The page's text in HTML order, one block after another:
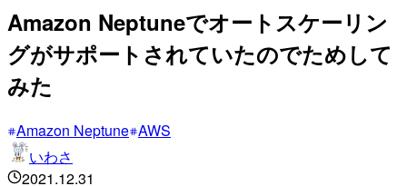
Amazon Neptuneでオートスケーリン
グがサポートされていたのでためして
みた
Amazon Neptune AWS
いわさ
2021.12.31